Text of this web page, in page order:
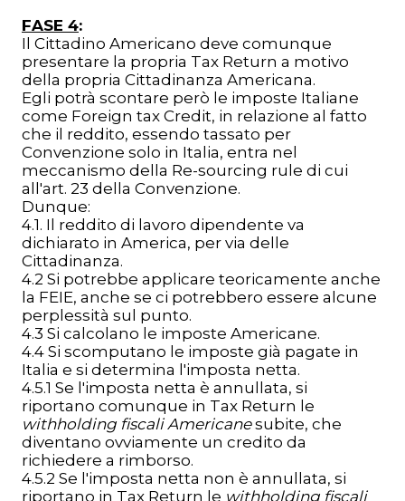
FASE 4:
Il Cittadino Americano deve comunque
presentare la propria Tax Return a motivo
della propria Cittadinanza Americana.
Egli potrà scontare però le imposte Italiane
come Foreign tax Credit, in relazione al fatto
che il reddito, essendo tassato per
Convenzione solo in Italia, entra nel
meccanismo della Re-sourcing rule di cui
all'art. 23 della Convenzione.
Dunque:
4.1. Il reddito di lavoro dipendente va
dichiarato in America, per via delle
Cittadinanza.
4.2 Si potrebbe applicare teoricamente anche
la FEIE, anche se ci potrebbero essere alcune
perplessità sul punto.
4.3 Si calcolano le imposte Americane.
4.4 Si scomputano le imposte già pagate in
Italia e si determina l'imposta netta.
4.5.1 Se l'imposta netta è annullata, si
riportano comunque in Tax Return le
withholding fiscali Americanesubite, che
diventano ovviamente un credito da
richiedere a rimborso.
4.5.2 Se l'imposta netta non è annullata, si
riportano in Tax Return le withholding fiscali